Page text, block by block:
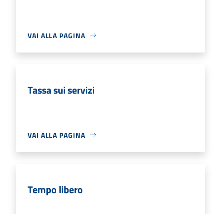
VAI ALLA PAGINA
Tassa sui servizi
VAI ALLA PAGINA
Tempo libero